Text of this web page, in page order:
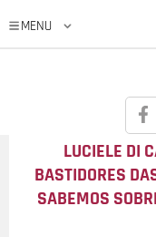
LUCIELE DI
BASTIDORES
SABEMOS